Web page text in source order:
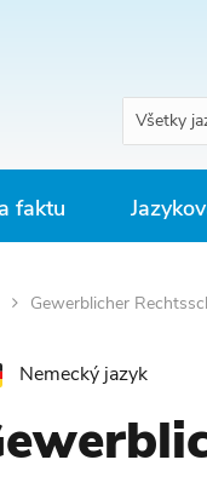
Všetky
faktu
Gewerblicher
Nemecký jazyk